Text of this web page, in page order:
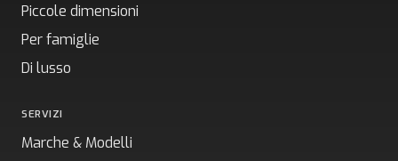
Piccole dimensioni
Per famiglie
Di lusso
SERVIZI
Marche & Modelli